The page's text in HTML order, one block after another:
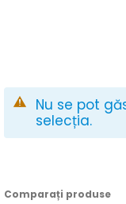
Nu se pot
selecția.
Comparați produse